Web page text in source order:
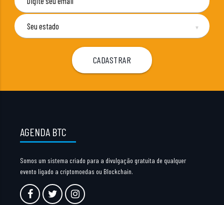
▼
AGENDA BTC
Somos um sistema criado para a divulgação gratuita de qualquer
evento ligado a criptomoedas ou Blockchain.